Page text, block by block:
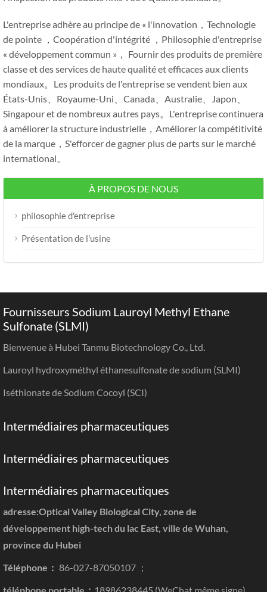
L'entreprise adhère au principe de « l'innovation，Technologie
de pointe ，Coopération d'intégrité ，Philosophie d'entreprise
« développement commun »， Fournir des produits de première
classe et des services de haute qualité et efficaces aux clients
mondiaux。Les produits de l'entreprise se vendent bien aux
États-Unis、Royaume-Uni、Canada、Australie、Japon、
Singapour et de nombreux autres pays。L'entreprise continuera
à améliorer la structure industrielle，Améliorer la compétitivité
de la marque，S'efforcer de gagner plus de parts sur le marché
international。
À PROPOS DE NOUS
philosophie d'entreprise
Présentation de l'usine
Fournisseurs Sodium Lauroyl Methyl Ethane
Sulfonate (SLMI)
Bienvenue à Hubei Tanmu Biotechnology Co., Ltd.
Lauroyl hydroxyméthyl éthanesulfonate de sodium (SLMI)
Iséthionate de Sodium Cocoyl (SCI)
Intermédiaires pharmaceutiques
Intermédiaires pharmaceutiques
Intermédiaires pharmaceutiques
adresse:Optical Valley Biological City, zone de
développement high-tech du lac East, ville de Wuhan,
province du Hubei
Téléphone： 86-027-87050107 ；